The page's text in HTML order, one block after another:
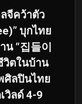
จีคว้าตัว
บุกไทย
“집들이
วิตในบ้าน
ศิลปินไทย
วิลด์ 4-9